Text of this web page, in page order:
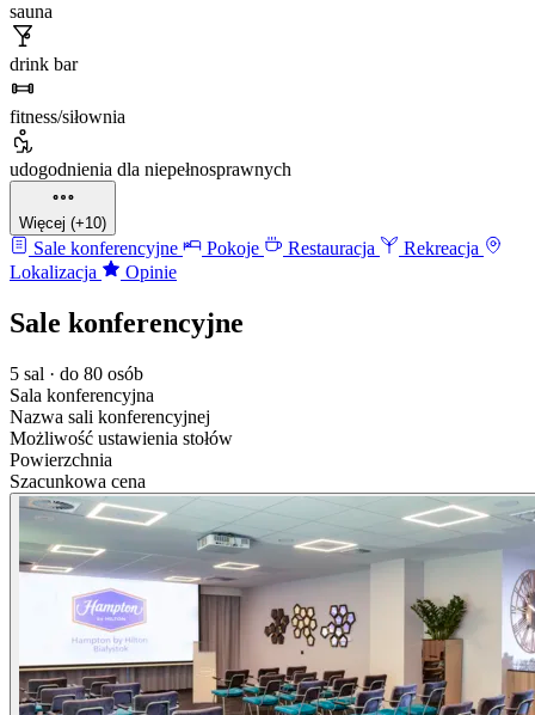
sauna
drink bar
fitness/siłownia
udogodnienia dla niepełnosprawnych
Więcej (+10)
Sale konferencyjne Pokoje Restauracja
Rekreacja
Lokalizacja
Opinie
Sale konferencyjne
5 sal · do 80 osób
Sala konferencyjna
Nazwa sali konferencyjnej
Możliwość ustawienia stołów
Powierzchnia
Szacunkowa cena